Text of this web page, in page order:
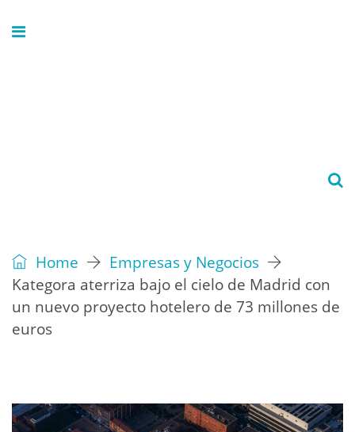
Home
Empresas y Negocios
Kategora aterriza bajo el cielo de Madrid con
un nuevo proyecto hotelero de 73 millones de
euros